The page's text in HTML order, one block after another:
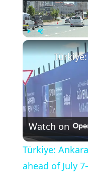
Play Unmute
Watch on
Türkiye:
ahead of July